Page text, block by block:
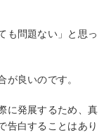
も問題ない」と思っ
が良いのです。
に発展するため、真
告白することはあり